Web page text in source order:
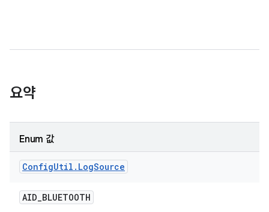
요약
Enum 값
ConfigUtil . LogSource
AID_BLUETOOTH